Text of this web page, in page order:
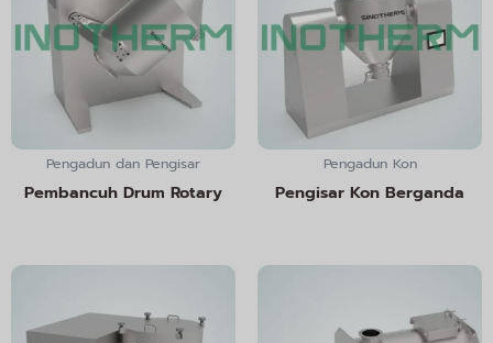
Pengadun dan Pengisar
Pembancuh Drum Rotary
Pengadun Kon
Pengisar Kon Berganda